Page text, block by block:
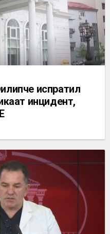
испратил
инцидент,